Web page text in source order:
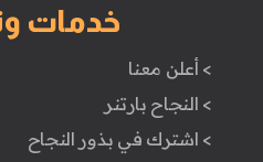
خدمات
> أعلن معنا
> النجاح بارتنر
> اشترك في بذور النجاح